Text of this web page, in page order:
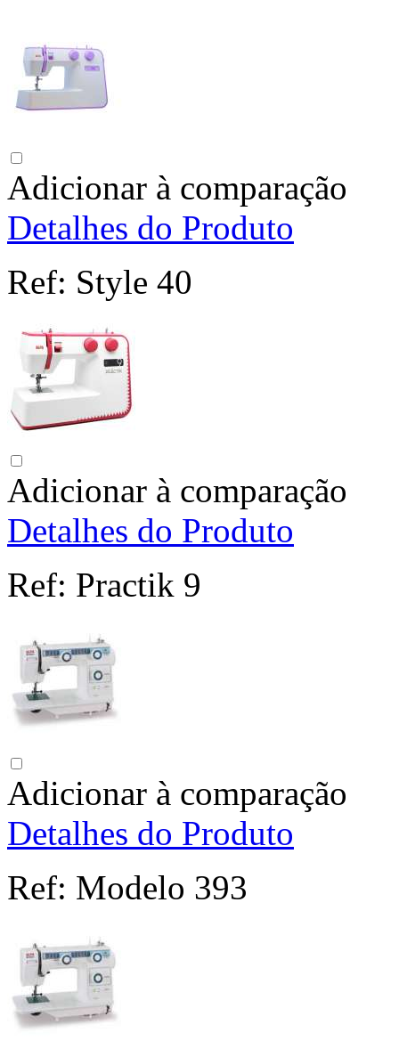
Adicionar à comparação
Detalhes do Produto
Ref: Style 40
Adicionar à comparação
Detalhes do Produto
Ref: Practik 9
Adicionar à comparação
Detalhes do Produto
Ref: Modelo 393